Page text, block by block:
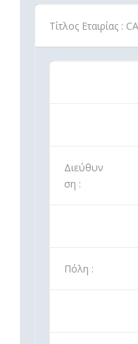
Τίτλος Εταιρίας
Διεύθυν
ση :
Πόλη :